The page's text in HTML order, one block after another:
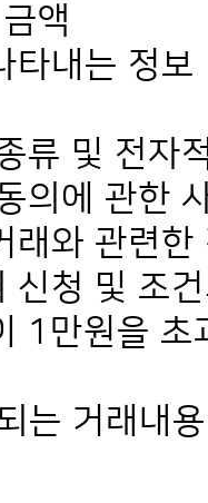
액
타내는 정보
류 및 전자
의에 관한
래와 관련
신청 및 조
1만원을 초
는 거래내